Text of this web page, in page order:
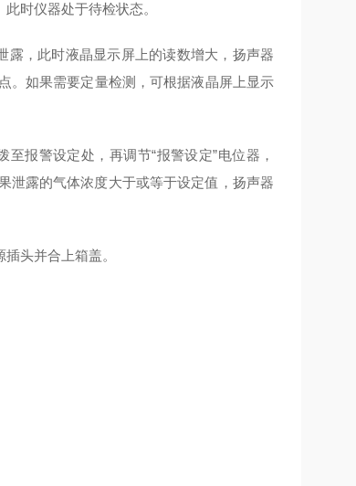
时仪器处于待检状态。
露，此时液晶显示屏上的读数增大，扬声器
。如果需要定量检测，可根据液晶屏上显示
报警设定处，再调节“报警设定”电位器，
泄露的气体浓度大于或等于设定值，扬声器
头并合上箱盖。